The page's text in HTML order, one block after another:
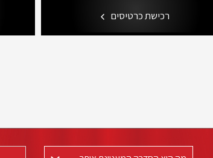
רכישת כרטיסים